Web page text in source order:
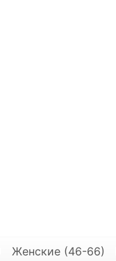
Женские (46-66)